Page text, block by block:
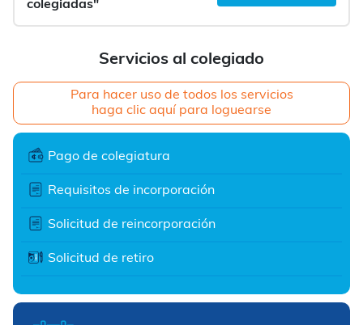
Servicios al colegiado
Para hacer uso de todos los servicios
haga clic aquí para loguearse
Pago de colegiatura
Requisitos de incorporación
Solicitud de reincorporación
Solicitud de retiro
colegiadas"